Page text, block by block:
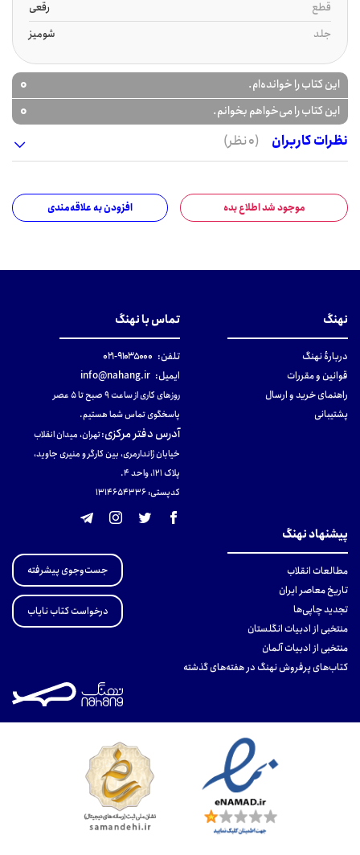
قطع
رقعی
جلد
شومیز
این کتاب را خوانده‌ام. 0
این کتاب را می‌خواهم بخوانم.
0
نظرات کاربران
(0 نظر)
موجود شد اطلاع بده افزودن به علاقه‌مندی
نهنگ
دربارهٔ نهنگ
قوانین و مقررات
راهنمای خرید و ارسال
پشتیبانی
تماس با نهنگ
تلفن: ۹۱۰۳۵۰۰۰-۰۲۱
ایمیل: info@nahang.ir
روزهای کاری از ساعت ۹ صبح تا ۵ عصر
پاسخگوی تماس شما هستیم.
آدرس دفتر مرکزی:تهران، میدان انقلاب
خیابان ژاندارمری، بین کارگر و منیری جاوید،
پلاک 121، واحد ۴.
کدپستی: 131465433۶
پیشنهاد نهنگ
مطالعات انقلاب
تاریخ معاصر ایران
تجدید چاپی‌ها
منتخبی از ادبیات انگلستان
منتخبی از ادبیات آلمان
کتاب‌های پرفروش نهنگ در هفته‌های گذشته
جست‌وجوی پیشرفته
درخواست کتاب نایاب